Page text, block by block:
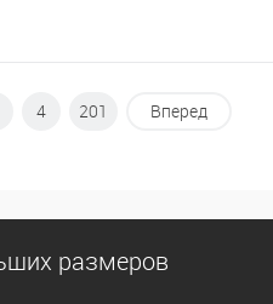
4 201 Вперед
размеров